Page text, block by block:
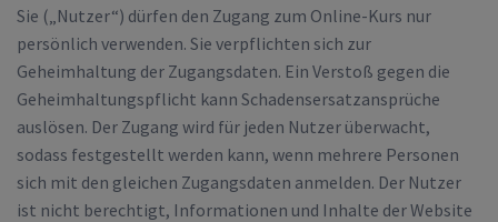
Sie („Nutzer“) dürfen den Zugang zum Online-Kurs nur
persönlich verwenden. Sie verpflichten sich zur
Geheimhaltung der Zugangsdaten. Ein Verstoß gegen die
Geheimhaltungspflicht kann Schadensersatzansprüche
auslösen. Der Zugang wird für jeden Nutzer überwacht,
sodass festgestellt werden kann, wenn mehrere Personen
sich mit den gleichen Zugangsdaten anmelden. Der Nutzer
ist nicht berechtigt, Informationen und Inhalte der Website